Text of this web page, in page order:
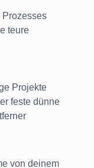
Prozesses
teure
Projekte
feste dünne
von deinem